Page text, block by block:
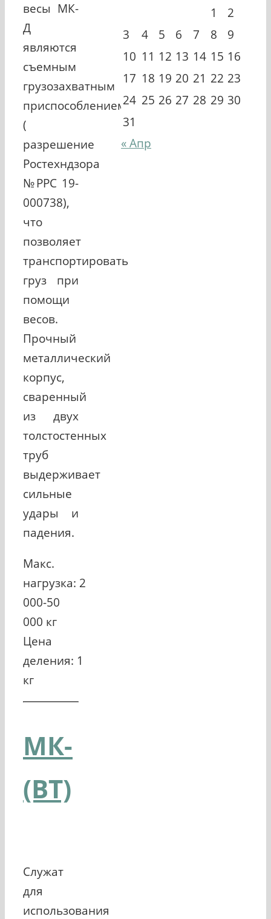
весы МК-
Д
являются
съемным
грузозахватным
приспособлением
(
разрешение
Ростехндзора
№РРС 19-
000738),
что
позволяет
транспортировать
груз при
помощи
весов.
Прочный
металлический
корпус,
сваренный
из двух
толстостенных
труб
выдерживает
сильные
удары и
падения.
Макс.
нагрузка: 2
000-50
000 кг
Цена
деления: 1
кг
МК-
(ВТ)
Служат
для
использования
1
2
3
4 5 6 7 8
9
10 11 12 13 14 15 16
17 18 19 20 21 22 23
24 25 26 27 28 29 30
31
« Апр